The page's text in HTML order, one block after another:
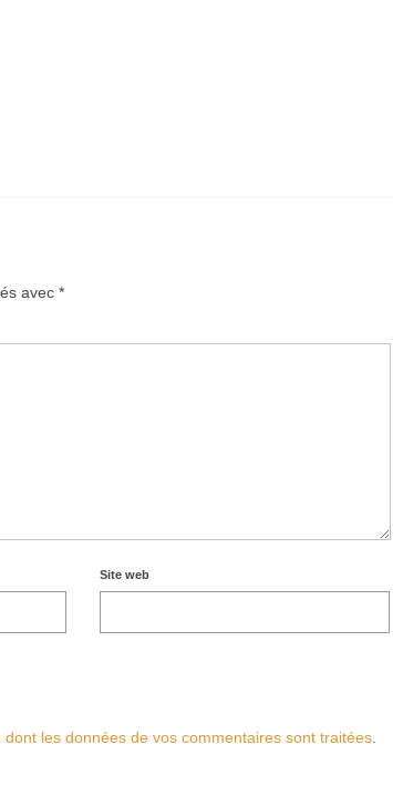
avec *
Site web
les données de vos commentaires sont traitées